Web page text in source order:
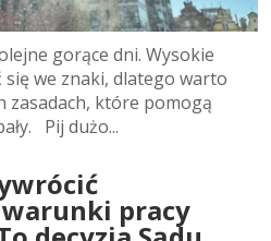
gorące dni. Wysokie
we znaki, dlatego warto
zasadach, które pomogą
Pij dużo...
pracy